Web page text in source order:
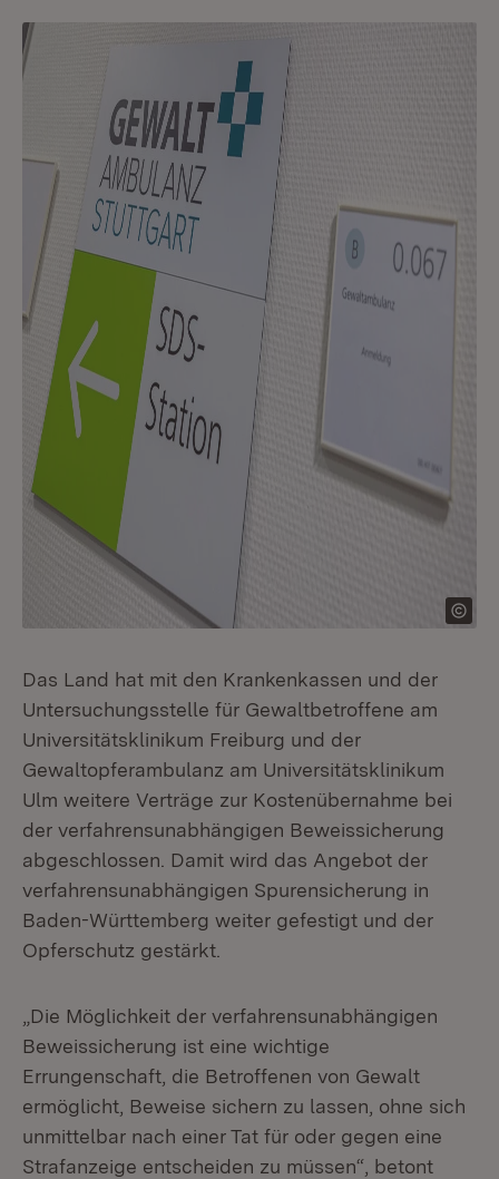
Das Land hat mit den Krankenkassen und der
Untersuchungsstelle für Gewaltbetroffene am
Universitätsklinikum Freiburg und der
Gewaltopferambulanz am Universitätsklinikum
Ulm weitere Verträge zur Kostenübernahme bei
der verfahrensunabhängigen Beweissicherung
abgeschlossen. Damit wird das Angebot der
verfahrensunabhängigen Spurensicherung in
Baden-Württemberg weiter gefestigt und der
Opferschutz gestärkt.
„Die Möglichkeit der verfahrensunabhängigen
Beweissicherung ist eine wichtige
Errungenschaft, die Betroffenen von Gewalt
ermöglicht, Beweise sichern zu lassen, ohne sich
unmittelbar nach einer Tat für oder gegen eine
Strafanzeige entscheiden zu müssen“, betont